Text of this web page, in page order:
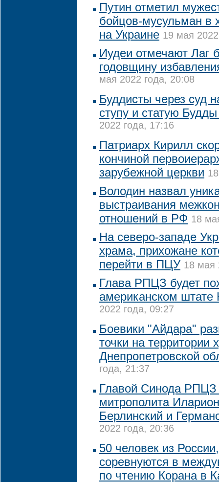
Путин отметил
бойцов-мусульман в
на Украине 19 мая
Иудеи отмечают Лаг
годовщину
мая 2022 года, 20:08
Буддисты через суд
ступу и статую
2022 года, 17:16
Патриарх Кирилл
кончиной
зарубежной церкви
Володин назвал
выстраивания
отношений в РФ 18
На северо-западе
храма, прихожане
перейти в ПЦУ 18 мая
Глава РПЦЗ будет
американском
2022 года, 09:27
Боевики "Айдара"
точки на территории
Днепропетровской
года, 21:37
Главой Синода РПЦЗ
митрополита
Берлинский и
2022 года, 20:36
50 человек из
соревнуются в
по чтению Корана в